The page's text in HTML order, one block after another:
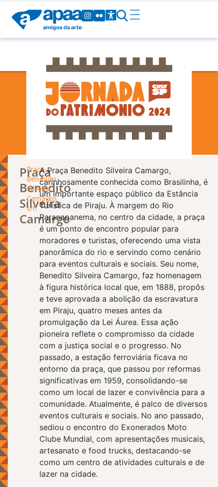
Patrimônio
Praça
Benedito
Silveira
Camargo
Praça
Benedito
Silveira
Camargo,
s/n
A Praça Benedito Silveira Camargo,
carinhosamente conhecida como Brasilinha, é
um importante espaço público da Estância
Turística de Piraju. À margem do Rio
Paranapanema, no centro da cidade, a praça
é um ponto de encontro popular para
moradores e turistas, oferecendo uma vista
panorâmica do rio e servindo como cenário
para eventos culturais e sociais. Seu nome,
Benedito Silveira Camargo, faz homenagem
à figura histórica local que, em 1888, propôs
e teve aprovada a abolição da escravatura
em Piraju, quatro meses antes da
promulgação da Lei Áurea. Essa ação
pioneira reflete o compromisso da cidade
com a justiça social e o progresso. No
passado, a estação ferroviária ficava no
entorno da praça, que passou por reformas
significativas em 1959, consolidando-se
como um local de lazer e convivência para a
comunidade. Atualmente, é palco de diversos
eventos culturais e sociais. No ano passado,
sediou o encontro do Exonerados Moto
Clube Mundial, com apresentações musicais,
artesanato e food trucks, destacando-se
como um centro de atividades culturais e de
lazer na cidade.